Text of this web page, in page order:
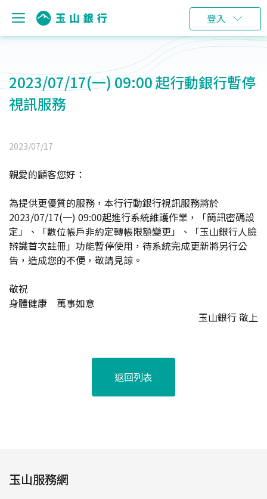
登入
2023/07/17(一) 09:00 起行動銀行暫停
視訊服務
2023/07/17
親愛的顧客您好：
為提供更優質的服務，本行行動銀行視訊服務將於
2023/07/17(一) 09:00起進行系統維護作業，「簡訊密碼設
定」、「數位帳戶非約定轉帳限額變更」、「玉山銀行人臉
辨識首次註冊」功能暫停使用，待系統完成更新將另行公
告，造成您的不便，敬請見諒。
敬祝
身體健康 萬事如意
玉山銀行 敬上
返回列表
玉山服務網